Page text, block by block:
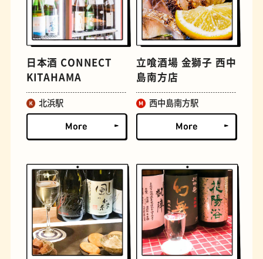
文学碑 ジェラート
ジューススタンド たまごサンド
日本酒 CONNECT
KITAHAMA
北浜駅
立喰酒場 金獅子 西中
島南方店
西中島南方駅